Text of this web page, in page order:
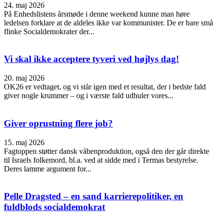
24. maj 2026
På Enhedslistens årsmøde i denne weekend kunne man høre
ledelsen forklare at de aldeles ikke var kommunister. De er bare små
flinke Socialdemokrater der...
Vi skal ikke acceptere tyveri ved højlys dag!
20. maj 2026
OK26 er vedtaget, og vi står igen med et resultat, der i bedste fald
giver nogle krummer – og i værste fald udhuler vores...
Giver oprustning flere job?
15. maj 2026
Fagtoppen støtter dansk våbenproduktion, også den der går direkte
til Israels folkemord, bl.a. ved at sidde med i Termas bestyrelse.
Deres lamme argument for...
Pelle Dragsted – en sand karrierepolitiker, en
fuldblods socialdemokrat